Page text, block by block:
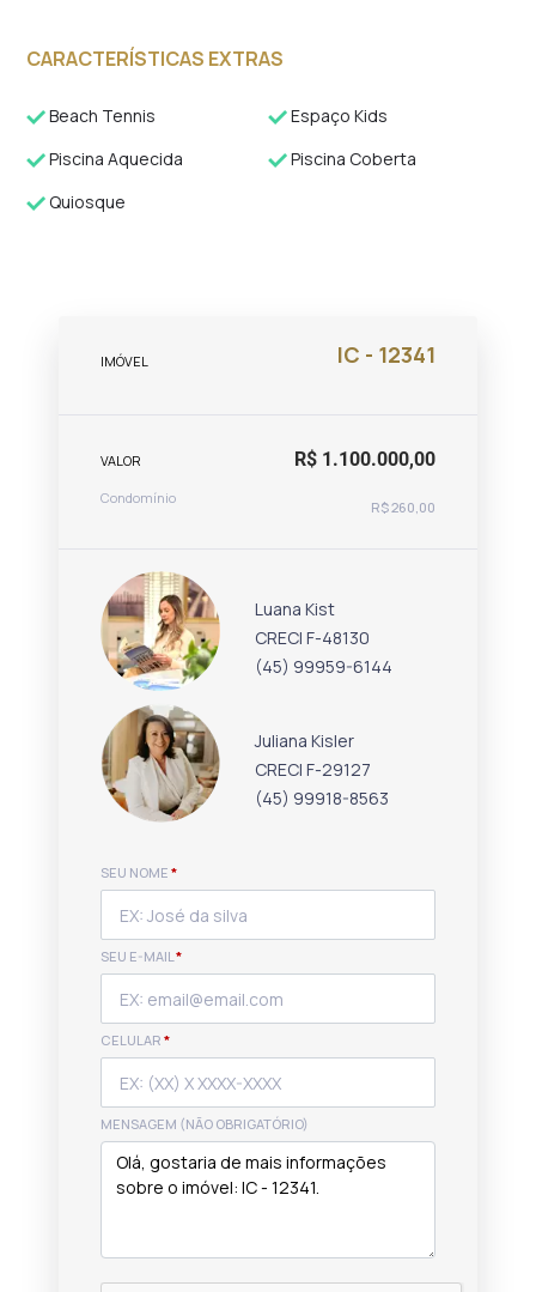
CARACTERÍSTICAS EXTRAS
Beach Tennis
Espaço Kids
Piscina Aquecida
Piscina Coberta
Quiosque
IMÓVEL IC - 12341
VALOR R$ 1.100.000,00
Condomínio
R$ 260,00
Luana Kist
CRECI F-48130
(45) 99959-6144
Juliana Kisler
CRECI F-29127
(45) 99918-8563
SEU NOME *
SEU E-MAIL*
CELULAR *
MENSAGEM (NÃO OBRIGATÓRIO)